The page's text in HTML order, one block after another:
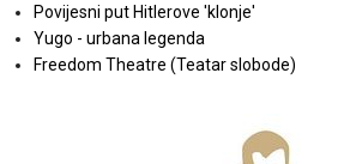
Povijesni put Hitlerove 'klonje'
Yugo - urbana legenda
Freedom Theatre (Teatar slobode)